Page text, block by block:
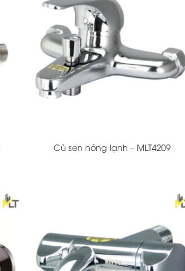
Củ sen nóng lạnh – MLT4209